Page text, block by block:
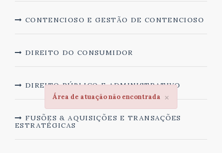
×
Área de atuação não encontrada
CONTENCIOSO E GESTÃO DE CONTENCIOSO
DIREITO DO CONSUMIDOR
DIREITO PÚBLICO E ADMINISTRATIVO
FUSÕES & AQUISIÇÕES E TRANSAÇÕES
ESTRATÉGICAS